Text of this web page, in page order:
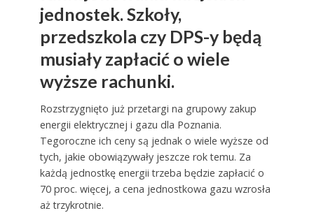
jednostek. Szkoły,
przedszkola czy DPS-y będą
musiały zapłacić o wiele
wyższe rachunki.
Rozstrzygnięto już przetargi na grupowy zakup
energii elektrycznej i gazu dla Poznania.
Tegoroczne ich ceny są jednak o wiele wyższe od
tych, jakie obowiązywały jeszcze rok temu. Za
każdą jednostkę energii trzeba będzie zapłacić o
70 proc. więcej, a cena jednostkowa gazu wzrosła
aż trzykrotnie.